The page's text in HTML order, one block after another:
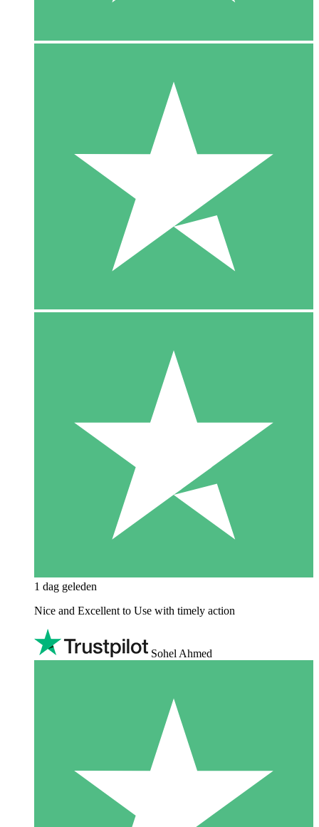
1 dag geleden
Nice and Excellent to Use with timely action
Sohel Ahmed